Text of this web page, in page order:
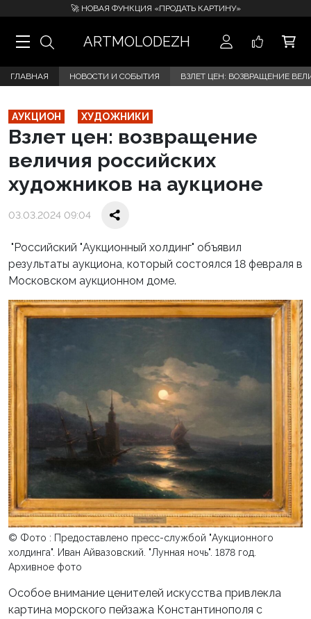
🚀 НОВАЯ ФУНКЦИЯ «ПРОДАТЬ КАРТИНУ»
ARTMOLODEZH
ГЛАВНАЯ НОВОСТИ И СОБЫТИЯ ВЗЛЕТ ЦЕН: ВОЗВРАЩЕНИЕ
АУКЦИОН ХУДОЖНИКИ
Взлет цен: возвращение
величия российских
художников на аукционе
03.03.2024 09:04
"Российский "Аукционный холдинг" объявил
результаты аукциона, который состоялся 18 февраля в
Московском аукционном доме.
© Фото : Предоставлено пресс-службой "Аукционного
холдинга". Иван Айвазовский. "Лунная ночь". 1878 год.
Архивное фото
Особое внимание ценителей искусства привлекла
картина морского пейзажа Константинополя с